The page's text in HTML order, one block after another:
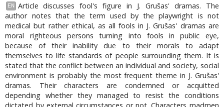
EN
Article discusses fool's figure in J. Grušas' dramas. The
author notes that the term used by the playwright is not
medical but rather ethical, as all fools in J. Grušas' dramas are
moral righteous persons turning into fools in public eye,
because of their inability due to their morals to adapt
themselves to life standards of people surrounding them. It is
stated that the conflict between an individual and society, social
environment is probably the most frequent theme in J. Grušas'
dramas. Their characters are condemned or acquitted
depending whether they managed to resist the conditions